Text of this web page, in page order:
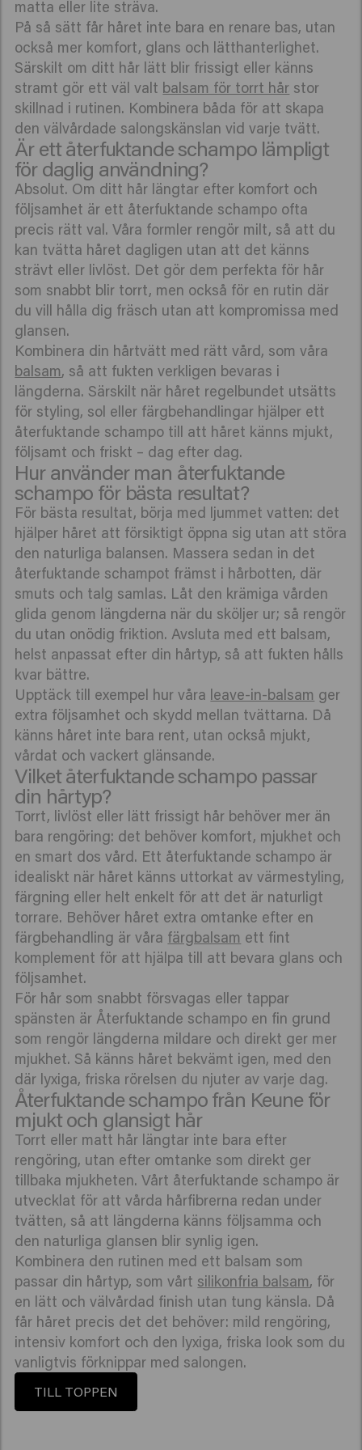
matta eller lite sträva.
På så sätt får håret inte bara en renare bas, utan
också mer komfort, glans och lätthanterlighet.
Särskilt om ditt hår lätt blir frissigt eller känns
stramt gör ett väl valt balsam för torrt hår stor
skillnad i rutinen. Kombinera båda för att skapa
den välvårdade salongskänslan vid varje tvätt.
Är ett återfuktande schampo lämpligt
för daglig användning?
Absolut. Om ditt hår längtar efter komfort och
följsamhet är ett återfuktande schampo ofta
precis rätt val. Våra formler rengör milt, så att du
kan tvätta håret dagligen utan att det känns
strävt eller livlöst. Det gör dem perfekta för hår
som snabbt blir torrt, men också för en rutin där
du vill hålla dig fräsch utan att kompromissa med
glansen.
Kombinera din hårtvätt med rätt vård, som våra
balsam, så att fukten verkligen bevaras i
längderna. Särskilt när håret regelbundet utsätts
för styling, sol eller färgbehandlingar hjälper ett
återfuktande schampo till att håret känns mjukt,
följsamt och friskt – dag efter dag.
Hur använder man återfuktande
schampo för bästa resultat?
För bästa resultat, börja med ljummet vatten: det
hjälper håret att försiktigt öppna sig utan att störa
den naturliga balansen. Massera sedan in det
återfuktande schampot främst i hårbotten, där
smuts och talg samlas. Låt den krämiga vården
glida genom längderna när du sköljer ur; så rengör
du utan onödig friktion. Avsluta med ett balsam,
helst anpassat efter din hårtyp, så att fukten hålls
kvar bättre.
Upptäck till exempel hur våra leave-in-balsam ger
extra följsamhet och skydd mellan tvättarna. Då
känns håret inte bara rent, utan också mjukt,
vårdat och vackert glänsande.
Vilket återfuktande schampo passar
din hårtyp?
Torrt, livlöst eller lätt frissigt hår behöver mer än
bara rengöring: det behöver komfort, mjukhet och
en smart dos vård. Ett återfuktande schampo är
idealiskt när håret känns uttorkat av värmestyling,
färgning eller helt enkelt för att det är naturligt
torrare. Behöver håret extra omtanke efter en
färgbehandling är våra färgbalsam ett fint
komplement för att hjälpa till att bevara glans och
följsamhet.
För hår som snabbt försvagas eller tappar
spänsten är Återfuktande schampo en fin grund
som rengör längderna mildare och direkt ger mer
mjukhet. Så känns håret bekvämt igen, med den
där lyxiga, friska rörelsen du njuter av varje dag.
Återfuktande schampo från Keune för
mjukt och glansigt hår
Torrt eller matt hår längtar inte bara efter
rengöring, utan efter omtanke som direkt ger
tillbaka mjukheten. Vårt återfuktande schampo är
utvecklat för att vårda hårfibrerna redan under
tvätten, så att längderna känns följsamma och
den naturliga glansen blir synlig igen.
Kombinera den rutinen med ett balsam som
passar din hårtyp, som vårt silikonfria balsam, för
en lätt och välvårdad finish utan tung känsla. Då
får håret precis det det behöver: mild rengöring,
intensiv komfort och den lyxiga, friska look som du
vanligtvis förknippar med salongen.
TILL TOPPEN